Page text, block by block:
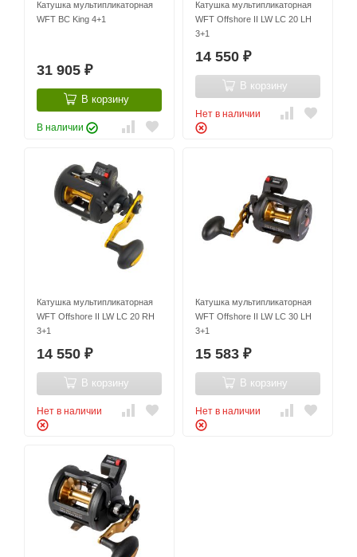
Катушка мультипликаторная
WFT BC King 4+1
31 905 ₽
В корзину
В наличии
Катушка мультипликаторная
WFT Offshore II LW LC 20 LH
3+1
14 550 ₽
В корзину
Нет в наличии
Катушка мультипликаторная
WFT Offshore II LW LC 20 RH
3+1
14 550 ₽
В корзину
Нет в наличии
Катушка мультипликаторная
WFT Offshore II LW LC 30 LH
3+1
15 583 ₽
В корзину
Нет в наличии